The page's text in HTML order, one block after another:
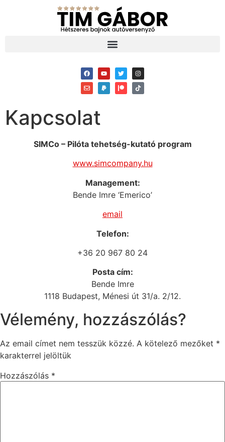
Kapcsolat
SIMCo – Pilóta tehetség-kutató program
www.simcompany.hu
Management:
Bende Imre ‘Emerico’
email
Telefon:
+36 20 967 80 24
Posta cím:
Bende Imre
1118 Budapest, Ménesi út 31/a. 2/12.
Vélemény, hozzászólás?
Az email címet nem tesszük közzé. A kötelező mezőket *
karakterrel jelöltük
Hozzászólás *